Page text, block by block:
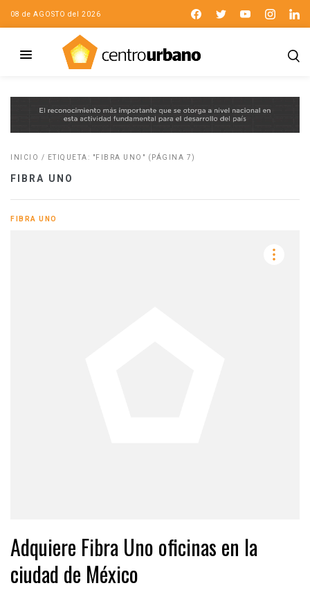
08 de AGOSTO del 2026
INICIO / ETIQUETA: "FIBRA UNO" (PÁGINA 7)
FIBRA UNO
FIBRA UNO
Adquiere Fibra Uno oficinas en la
ciudad de México